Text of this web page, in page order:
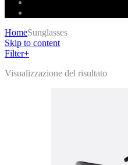
HomeSunglasses
Skip to content
Filter+
Visualizzazione del risultato